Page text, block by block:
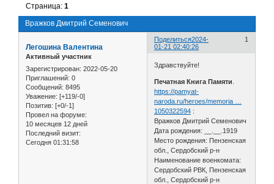
Вражков Дмитрий Семенович
Страница:1
Поделиться 1
2024-
01-21 02:40:26
Легошина Валентина
Активный участник
Зарегистрирован: 2022-05-20
Приглашений: 0
Сообщений: 8495
Уважение: [+119/-0]
Позитив: [+0/-1]
Провел на форуме:
10 месяцев 12 дней
Последний визит:
Сегодня 01:31:58
Здравствуйте!
Печатная Книга Памяти
https://pamyat-
naroda.ru/heroes/memoria …
1050322594 :
Вражков Дмитрий Семенович
Дата рождения: __.__.1919
Место рождения: Пензенская
обл., Сердобский р-н
Наименование военкомата:
Сердобский РВК, Пензенская
обл., Сердобский р-н